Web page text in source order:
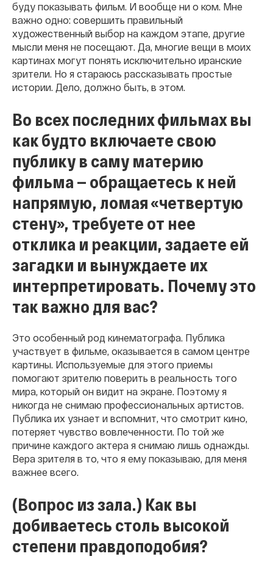
буду показывать фильм. И вообще ни о ком. Мне
важно одно: совершить правильный
художественный выбор на каждом этапе, другие
мысли меня не посещают. Да, многие вещи в моих
картинах могут понять исключительно иранские
зрители. Но я стараюсь рассказывать простые
истории. Дело, должно быть, в этом.
Во всех последних фильмах вы
как будто включаете свою
публику в саму материю
фильма — обращаетесь к ней
напрямую, ломая «четвертую
стену», требуете от нее
отклика и реакции, задаете ей
загадки и вынуждаете их
интерпретировать. Почему это
так важно для вас?
Это особенный род кинематографа. Публика
участвует в фильме, оказывается в самом центре
картины. Используемые для этого приемы
помогают зрителю поверить в реальность того
мира, который он видит на экране. Поэтому я
никогда не снимаю профессиональных артистов.
Публика их узнает и вспомнит, что смотрит кино,
потеряет чувство вовлеченности. По той же
причине каждого актера я снимаю лишь однажды.
Вера зрителя в то, что я ему показываю, для меня
важнее всего.
(Вопрос из зала.) Как вы
добиваетесь столь высокой
степени правдоподобия?